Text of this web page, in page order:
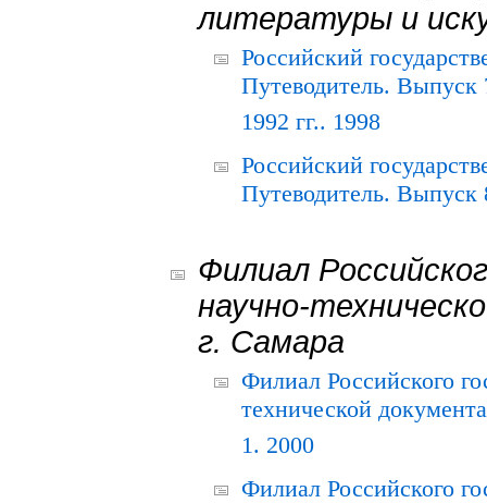
литературы и
Российский
Путеводитель.
1992 гг.. 1998
Российский
Путеводитель. Выпуск
Филиал
научно-
г. Самара
Филиал Российского
технической
1. 2000
Филиал Российского